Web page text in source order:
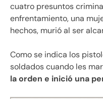
cuatro presuntos
enfrentamiento, una
hechos, murió al ser
Como se indica los
soldados cuando les
la orden e inició una